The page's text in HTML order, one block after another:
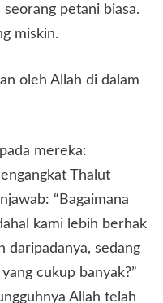
petani biasa.
miskin.
oleh Allah di dalam
mereka:
Thalut
“Bagaimana
kami lebih berhak
daripadanya, sedang
cukup banyak?”
Allah telah